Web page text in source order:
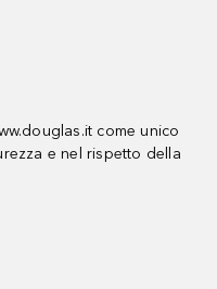
come unico
e nel rispetto della